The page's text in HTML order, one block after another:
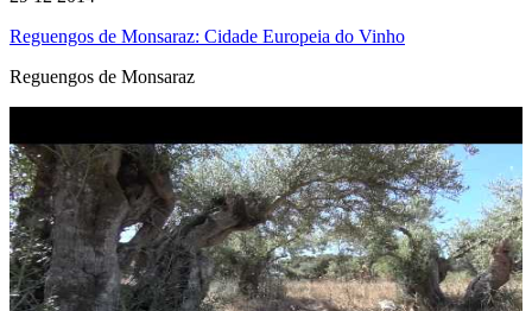
Reguengos de Monsaraz: Cidade Europeia do Vinho
Reguengos de Monsaraz